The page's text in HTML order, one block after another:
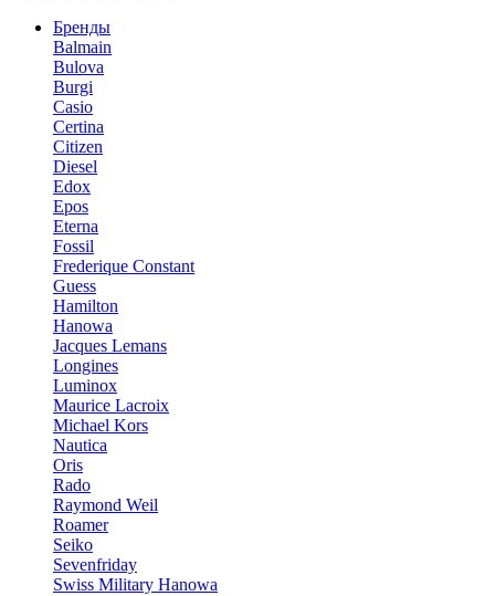
Бренды
Balmain
Bulova
Burgi
Casio
Certina
Citizen
Diesel
Edox
Epos
Eterna
Fossil
Frederique Constant
Guess
Hamilton
Hanowa
Jacques Lemans
Longines
Luminox
Maurice Lacroix
Michael Kors
Nautica
Oris
Rado
Raymond Weil
Roamer
Seiko
Sevenfriday
Swiss Military Hanowa